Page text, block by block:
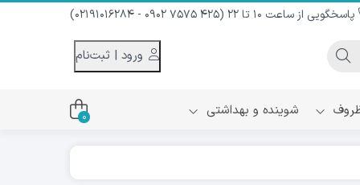
پاسخگویی از ساعت 10 تا 22 (425 7575 0902 - 02191016284)
شوینده و بهداشتی 0